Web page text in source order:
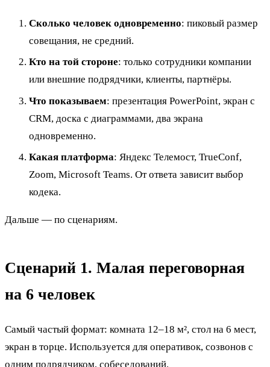
Сколько человек одновременно: пиковый размер
совещания, не средний.
Кто на той стороне: только сотрудники компании
или внешние подрядчики, клиенты, партнёры.
Что показываем: презентация PowerPoint, экран с
CRM, доска с диаграммами, два экрана
одновременно.
Какая платформа: Яндекс Телемост, TrueConf,
Zoom, Microsoft Teams. От ответа зависит выбор
кодека.
Дальше — по сценариям.
Сценарий 1. Малая переговорная
на 6 человек
Самый частый формат: комната 12–18 м², стол на 6 мест,
экран в торце. Используется для оперативок, созвонов с
одним подрядчиком, собеседований.